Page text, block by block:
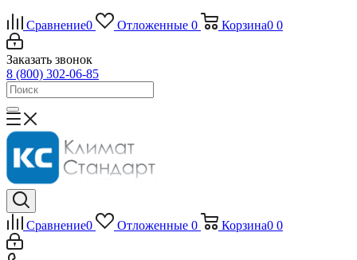
Сравнение0 Отложенные 0 Корзина0 0
Заказать звонок
8 (800) 302-06-85
Сравнение0 Отложенные 0 Корзина0 0